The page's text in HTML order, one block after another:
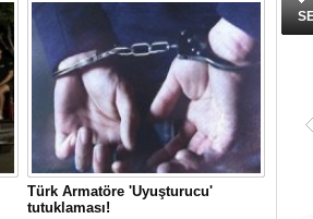
arabulucu görüşmesinde tüm
alacakların ödenmesini kabul etti.
Sendika, sözlerin tutulmaması halinde
direnişin süreceğini açıkladı
Türk Armatöre 'Uyuşturucu'
tutuklaması!